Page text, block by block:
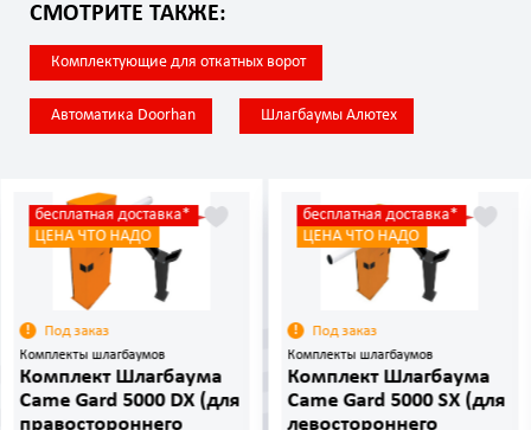
СМОТРИТЕ ТАКЖЕ:
Комплектующие для откатных ворот
Автоматика Doorhan Шлагбаумы Алютех
бесплатная доставка*
ЦЕНА ЧТО НАДО
Под заказ
Комплекты шлагбаумов
Комплект Шлагбаума
Came Gard 5000 DX (для
правостороннего
бесплатная доставка*
ЦЕНА ЧТО НАДО
Под заказ
Комплекты шлагбаумов
Комплект Шлагбаума
Came Gard 5000 SX (для
левостороннего